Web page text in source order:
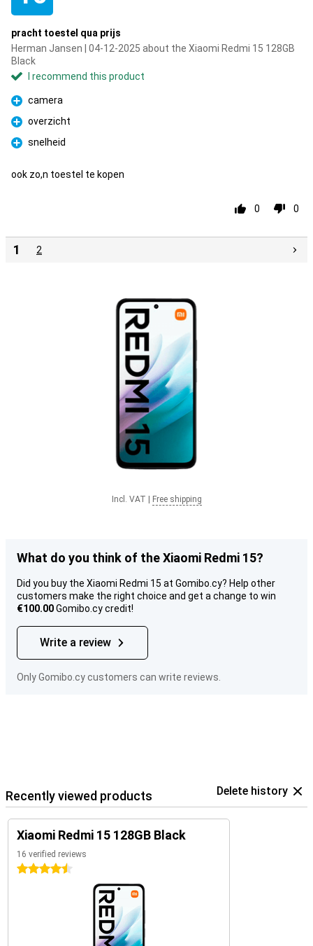
pracht toestel qua prijs
Herman Jansen | 04-12-2025 about the Xiaomi Redmi 15 128GB
Black
I recommend this product
Pro
camera
Pro
overzicht
Pro
snelheid
ook zo,n toestel te kopen
0 0
1 2
Incl. VAT Free shipping
What do you think of the Xiaomi Redmi 15?
Did you buy the Xiaomi Redmi 15 at Gomibo.cy? Help other
customers make the right choice and get a change to win
€100.00Gomibo.cy credit!
Write a review
Only Gomibo.cy customers can write reviews.
Recently viewed products Delete history
Xiaomi Redmi 15 128GB Black
16 verified reviews
4.5 stars